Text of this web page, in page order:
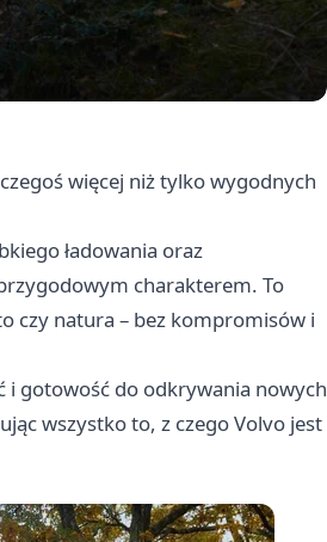
więcej niż tylko wygodnych
ładowania oraz
charakterem. To
czy natura – bez kompromisów i
i gotowość do odkrywania nowych
wszystko to, z czego Volvo jest